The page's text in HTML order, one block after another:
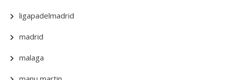
ligapadelmadrid
madrid
malaga